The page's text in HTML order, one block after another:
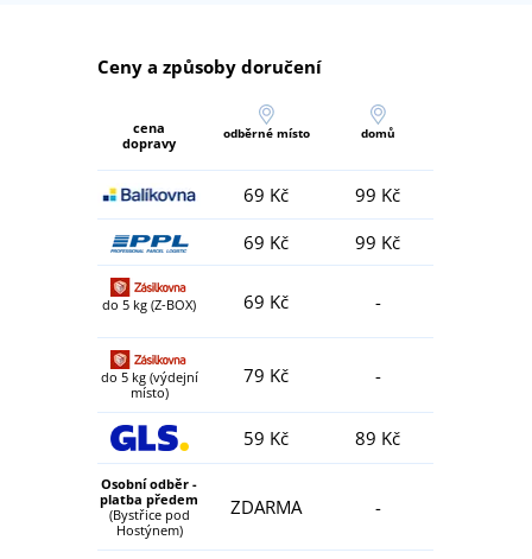
Ceny a způsoby doručení
cena
dopravy
odběrné místo domů
69 Kč
99 Kč
69 Kč
99 Kč
do 5 kg (Z-BOX) 69 Kč -
do 5 kg (výdejní
místo)
79 Kč -
59 Kč 89 Kč
Osobní odběr -
platba předem
(Bystřice pod
Hostýnem)
ZDARMA -